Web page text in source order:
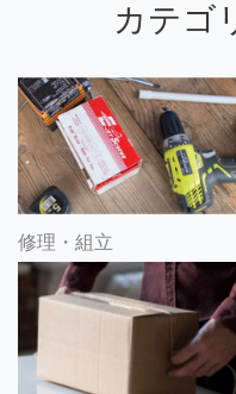
カテゴ
修理・組立